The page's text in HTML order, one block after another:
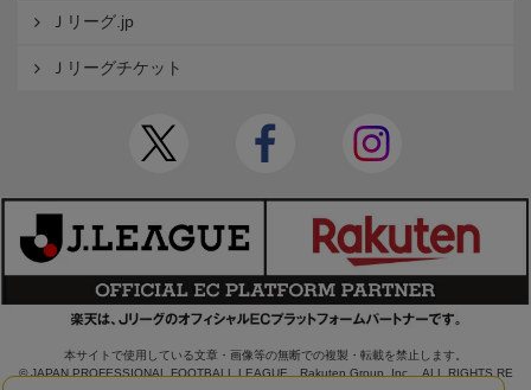
Ｊリーグ.jp
Ｊリーグチケット
本サイトで使用している文章・画像等の無断での複製・転載を禁止します。
© JAPAN PROFESSIONAL FOOTBALL LEAGUE Rakuten Group, Inc. ALL RIGHTS RE